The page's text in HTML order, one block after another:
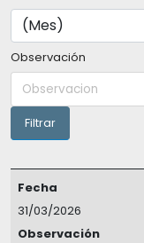
Observación
Fecha
31/03/2026
Observación